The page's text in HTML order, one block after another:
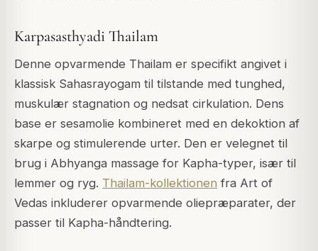
Karpasasthyadi Thailam
Denne opvarmende Thailam er specifikt angivet i
klassisk Sahasrayogam til tilstande med tunghed,
muskulær stagnation og nedsat cirkulation. Dens
base er sesamolie kombineret med en dekoktion af
skarpe og stimulerende urter. Den er velegnet til
brug i Abhyanga massage for Kapha-typer, især til
lemmer og ryg. Thailam-kollektionen fra Art of
Vedas inkluderer opvarmende oliepræparater, der
passer til Kapha-håndtering.